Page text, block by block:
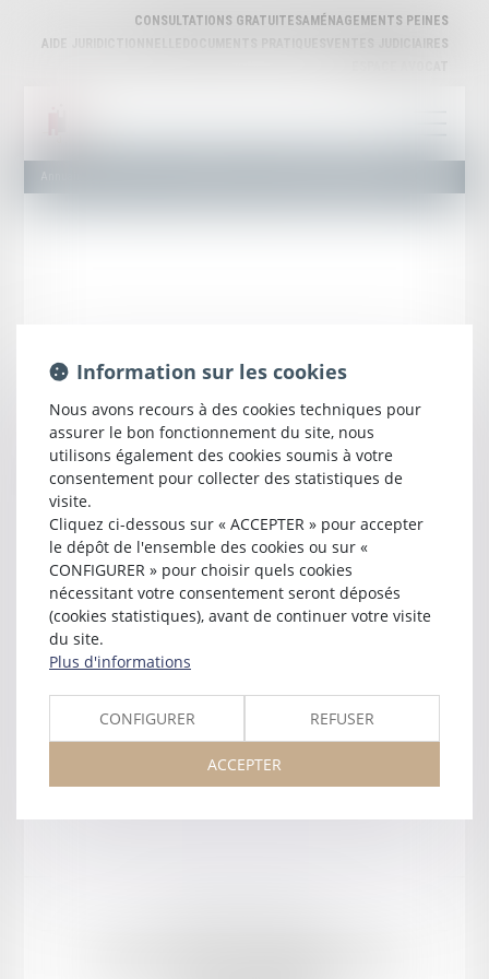
CONSULTATIONS GRATUITESAMÉNAGEMENTS PEINES
AIDE JURIDICTIONNELLE
VENTES JUDICIAIRES
EmmanuelGREGOIRE
près la cour d'appel d'AGEN
50 boulevard Carnot
Résidence Victor Hugo
47000 AGEN
Tél :05 53 99 67 12
Information sur les cookies
Nous avons recours à des cookies techniques pour
assurer le bon fonctionnement du site, nous
utilisons également des cookies soumis à votre
consentement pour collecter des statistiques de
visite.
Cliquez ci-dessous sur « ACCEPTER » pour accepter
le dépôt de l'ensemble des cookies ou sur «
CONFIGURER » pour choisir quels cookies
nécessitant votre consentement seront déposés
(cookies statistiques), avant de continuer votre visite
du site.
Plus d'informations
CONFIGURER REFUSER
ACCEPTER